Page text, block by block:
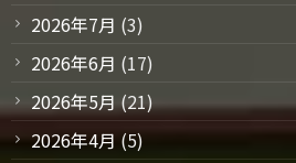
2026年7月 (3)
2026年6月 (17)
2026年5月 (21)
2026年4月 (5)